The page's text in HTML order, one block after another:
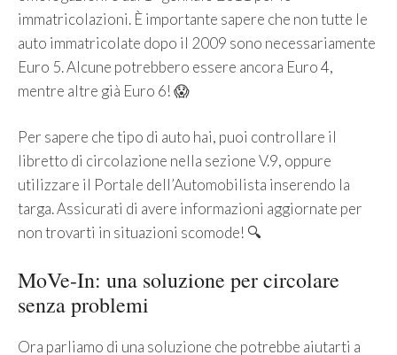
immatricolazioni. È importante sapere che non tutte le
auto immatricolate dopo il 2009 sono necessariamente
Euro 5. Alcune potrebbero essere ancora Euro 4,
mentre altre già Euro 6! 😱
Per sapere che tipo di auto hai, puoi controllare il
libretto di circolazione nella sezione V.9, oppure
utilizzare il Portale dell’Automobilista inserendo la
targa. Assicurati di avere informazioni aggiornate per
non trovarti in situazioni scomode! 🔍
MoVe-In: una soluzione per circolare
senza problemi
Ora parliamo di una soluzione che potrebbe aiutarti a